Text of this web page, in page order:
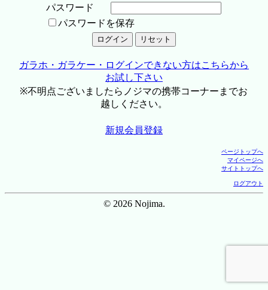
パスワード
パスワードを保存
ガラホ・ガラケー・ログインできない方はこちらから
お試し下さい
※不明点ございましたらノジマの携帯コーナーまでお
越しください。
新規会員登録
ページトップへ
マイページへ
サイトトップへ
ログアウト
© 2026 Nojima.